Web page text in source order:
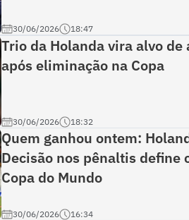
30/06/2026 18:47
Trio da Holanda vira alvo de
após eliminação na Copa
30/06/2026 18:32
Quem ganhou ontem:
Decisão nos pênaltis define
Copa do Mundo
30/06/2026 16:34